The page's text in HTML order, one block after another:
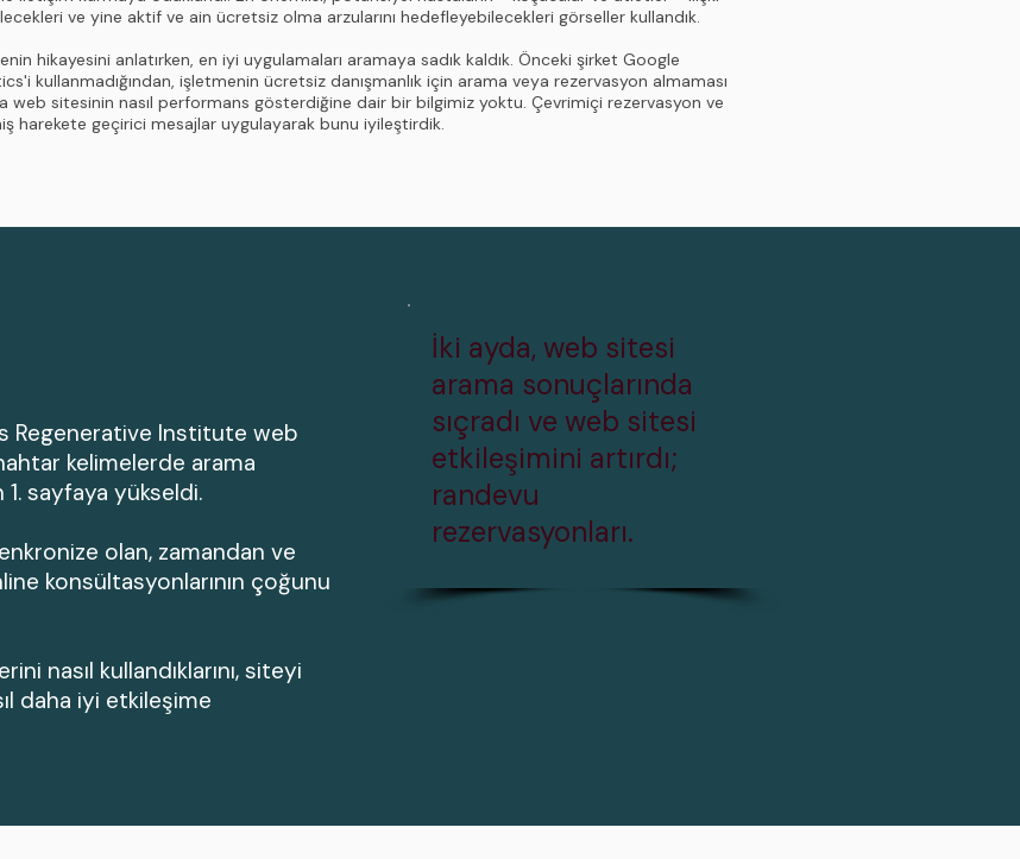
ve yine aktif ve ain ücretsiz olma arzularını hedefleyebilecekleri görseller kullandık.
hikayesini anlatırken, en iyi uygulamaları aramaya sadık kaldık. Önceki şirket Google
kullanmadığından, işletmenin ücretsiz danışmanlık için arama veya rezervasyon almaması
web sitesinin nasıl performans gösterdiğine dair bir bilgimiz yoktu. Çevrimiçi rezervasyon ve
harekete geçirici mesajlar uygulayarak bunu iyileştirdik.
Regenerative Institute web
kelimelerde arama
sayfaya yükseldi.
olan, zamandan ve
konsültasyonlarının çoğunu
nasıl kullandıklarını, siteyi
daha iyi etkileşime
İki ayda, web sitesi
arama sonuçlarında
sıçradı ve web sitesi
etkileşimini artırdı;
randevu
rezervasyonları.​